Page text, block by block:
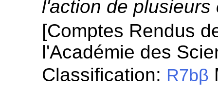
l'action de plusieurs
[Comptes Rendus
l'Académie des
Classification: R7bβ